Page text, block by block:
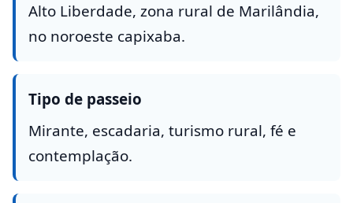
Alto Liberdade, zona rural de Marilândia,
no noroeste capixaba.
Tipo de passeio
Mirante, escadaria, turismo rural, fé e
contemplação.